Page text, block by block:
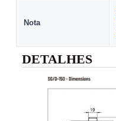
Nota
DETALHES